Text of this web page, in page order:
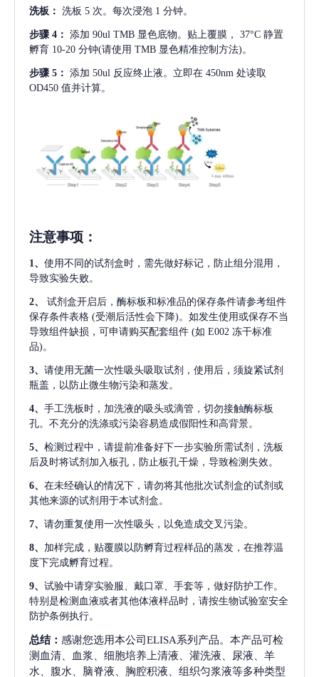
洗板： 洗板 5 次。每次浸泡 1 分钟。
步骤 4： 添加 90ul TMB 显色底物。贴上覆膜， 37°C 静置
孵育 10-20 分钟(请使用 TMB 显色精准控制方法)。
步骤 5： 添加 50ul 反应终止液。立即在 450nm 处读取
OD450 值并计算。
注意事项 ：
1、 使用不同的试剂盒时，需先做好标记，防止组分混用，
导致实验失败。
2、
试剂盒开启后，酶标板和标准品的保存条件请参考组件
保存条件表格 (受潮后活性会下降)。如发生使用或保存不当
导致组件缺损，可申请购买配套组件 (如 E002 冻干标准
品)。
3、 请使用无菌一次性吸头吸取试剂，使用后，须旋紧试剂
瓶盖，以防止微生物污染和蒸发。
4、 手工洗板时，加洗液的吸头或滴管，切勿接触酶标板
孔。不充分的洗涤或污染容易造成假阳性和高背景。
5、 检测过程中，请提前准备好下一步实验所需试剂，洗板
后及时将试剂加入板孔，防止板孔干燥，导致检测失效。
6、 在未经确认的情况下，请勿将其他批次试剂盒的试剂或
其他来源的试剂用于本试剂盒。
7、 请勿重复使用一次性吸头，以免造成交叉污染。
8、 加样完成，贴覆膜以防孵育过程样品的蒸发，在推荐温
度下完成孵育过程。
9、 试验中请穿实验服、戴口罩、手套等，做好防护工作。
特别是检测血液或者其他体液样品时，请按生物试验室安全
防护条例执行。
总结： 感谢您选用本公司ELISA系列产品。本产品可检
测血清、血浆、细胞培养上清液、灌洗液、尿液、羊
水、腹水、脑脊液、胸腔积液、组织匀浆液等多种类型